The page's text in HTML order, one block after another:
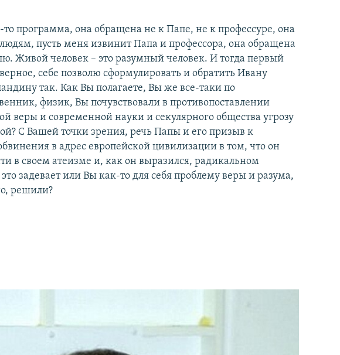
программа, она обращена не к Папе, не к профессуре, она
пусть меня извинит Папа и профессора, она обращена
Живой человек – это разумный человек. И тогда первый
себе позволю сформулировать и обратить Ивану
так. Как Вы полагаете, Вы же все-таки по
физик, Вы почувствовали в противопоставлении
веры и современной науки и секулярного общества угрозу
С Вашей точки зрения, речь Папы и его призыв к
в адрес европейской цивилизации в том, что он
в своем атеизме и, как он выразился, радикальном
задевает или Вы как-то для себя проблему веры и разума,
решили?